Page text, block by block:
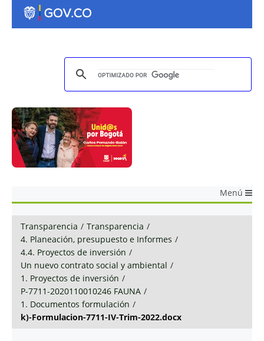
Menú
Transparencia / Transparencia /
4. Planeación, presupuesto e Informes /
4.4. Proyectos de inversión /
Un nuevo contrato social y ambiental /
1. Proyectos de inversión /
P-7711-2020110010246 FAUNA /
1. Documentos formulación /
k)-Formulacion-7711-IV-Trim-2022.docx